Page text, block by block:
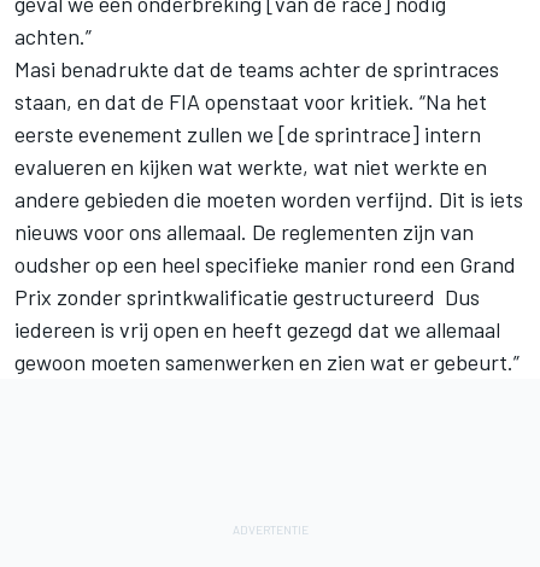
achten.”
Masi benadrukte dat de teams achter de sprintraces
staan, en dat de FIA openstaat voor kritiek. “Na het
eerste evenement zullen we [de sprintrace] intern
evalueren en kijken wat werkte, wat niet werkte en
andere gebieden die moeten worden verfijnd. Dit is iets
nieuws voor ons allemaal. De reglementen zijn van
oudsher op een heel specifieke manier rond een Grand
Prix zonder sprintkwalificatie gestructureerd Dus
iedereen is vrij open en heeft gezegd dat we allemaal
gewoon moeten samenwerken en zien wat er gebeurt.”